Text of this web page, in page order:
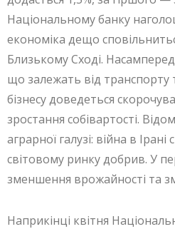
Національному банку
економіка дещо
Близькому Сході.
що залежать від транспорту
бізнесу доведеться
зростання собівартості.
аграрної галузі: війна в
світовому ринку добрив. У
зменшення врожайності та
Наприкінці квітня